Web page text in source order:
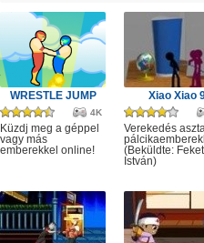
WRESTLE JUMP
4K
Küzdj meg a géppel
vagy más
emberekkel online!
Xiao Xiao
Verekedés
(Beküldte:
István)